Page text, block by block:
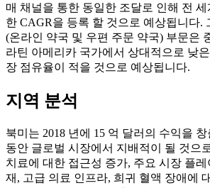
매 채널을 통한 동일한 조달로 인해 전
한 CAGR을 등록 할 것으로 예상됩니다.
(온라인 약국 및 우편 주문 약국) 부문은
라틴 아메리카 국가에서 상대적으로 낮
장 점유율이 적을 것으로 예상됩니다.
지역 분석
북미는 2018 년에 15 억 달러의 수익을
동안 글로벌 시장에서 지배적이 될 것으
치료에 대한 접근성 증가, 주요 시장 플
재, 고급 의료 인프라, 희귀 혈액 장애에